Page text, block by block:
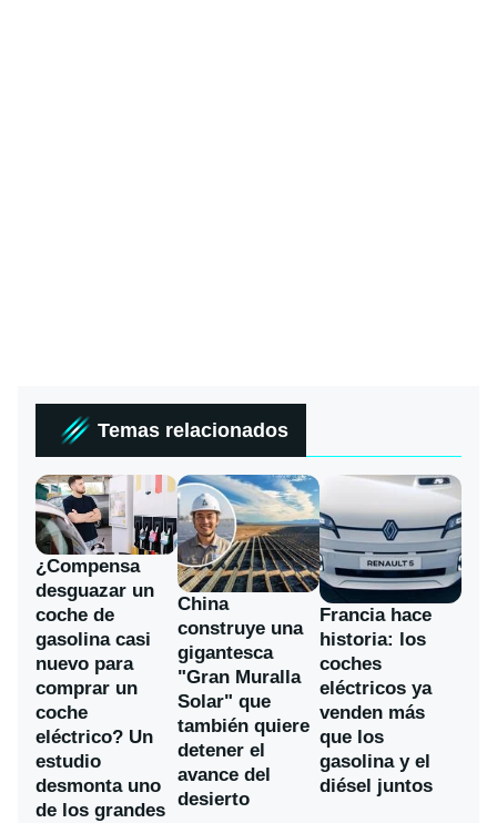
Temas relacionados
¿Compensa
desguazar un
coche de
gasolina casi
nuevo para
comprar un
coche
eléctrico? Un
estudio
desmonta uno
de los grandes
China
construye una
gigantesca
"Gran Muralla
Solar" que
también quiere
detener el
avance del
desierto
Francia hace
historia: los
coches
eléctricos ya
venden más
que los
gasolina y el
diésel juntos